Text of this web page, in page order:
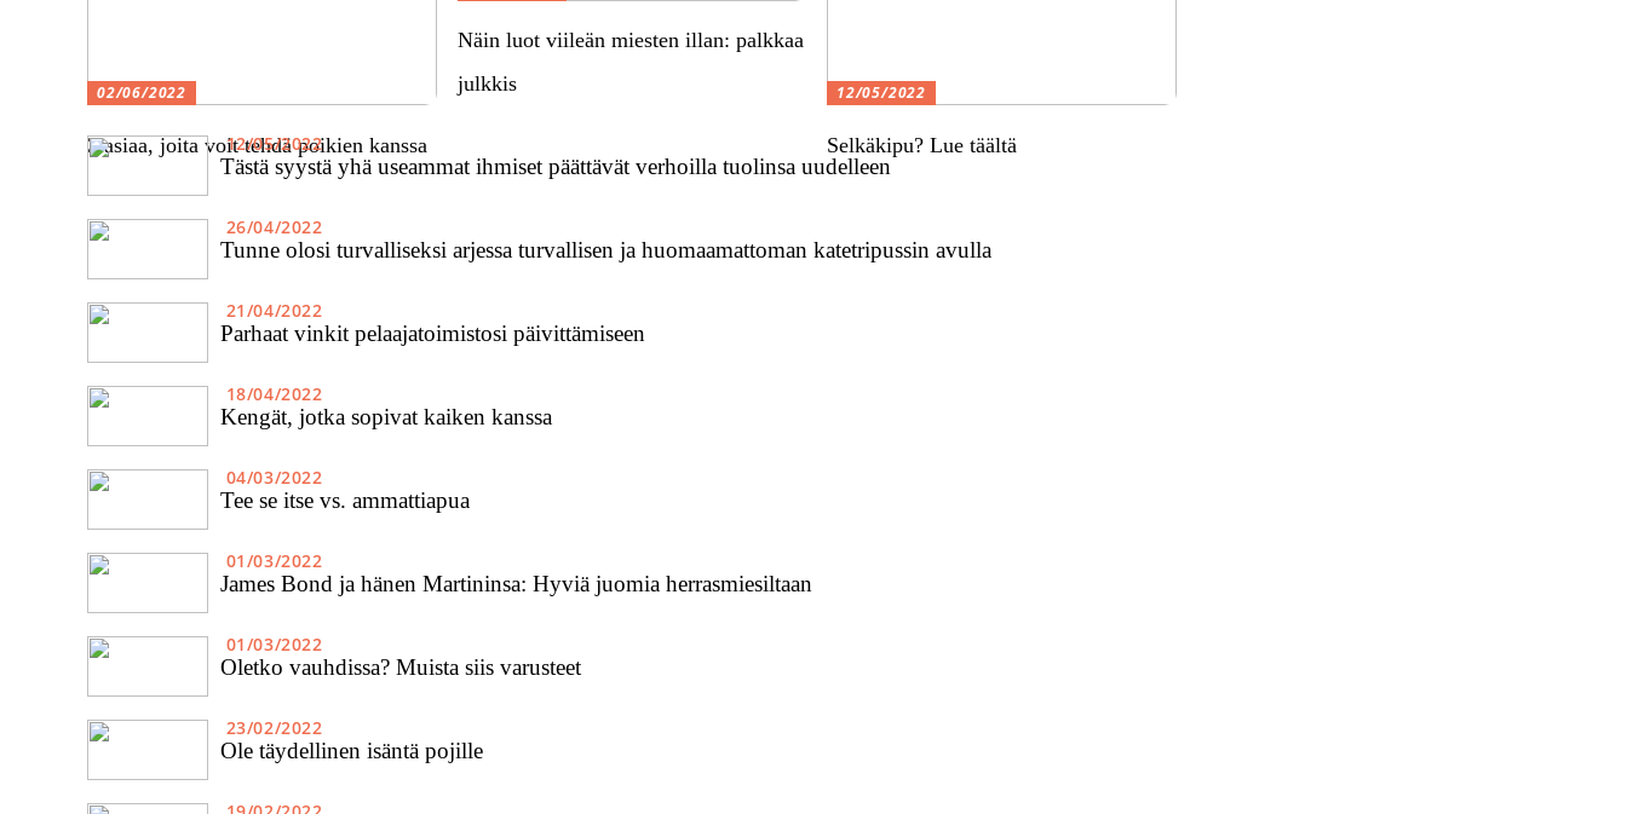
02/06/2022
3 asiaa, joita voit tehdä poikien kanssa
Näin luot viileän miesten illan: palkkaa
julkkis
12/05/2022
Selkäkipu? Lue täältä
12/05/2022
Tästä syystä yhä useammat ihmiset päättävät verhoilla tuolinsa uudelleen
26/04/2022
Tunne olosi turvalliseksi arjessa turvallisen ja huomaamattoman katetripussin avulla
21/04/2022
Parhaat vinkit pelaajatoimistosi päivittämiseen
18/04/2022
Kengät, jotka sopivat kaiken kanssa
04/03/2022
Tee se itse vs. ammattiapua
01/03/2022
James Bond ja hänen Martininsa: Hyviä juomia herrasmiesiltaan
01/03/2022
Oletko vauhdissa? Muista siis varusteet
23/02/2022
Ole täydellinen isäntä pojille